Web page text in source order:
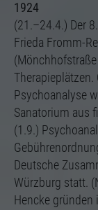
1924
(21.–24.4.) Der
Frieda Fromm-
Psychoanalyse
Sanatorium aus
(1.9.)
Deutsche
Würzburg statt.
Hencke gründen